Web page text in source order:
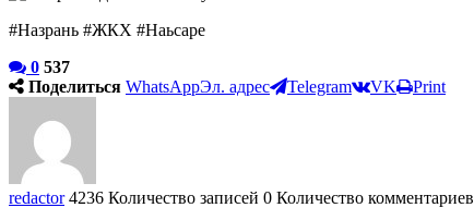
#Назрань #ЖКХ #Наьсаре
0 537
Поделиться WhatsAppЭл. адрес Telegram VK Print
redactor 4236 Количество записей 0 Количество комментариев